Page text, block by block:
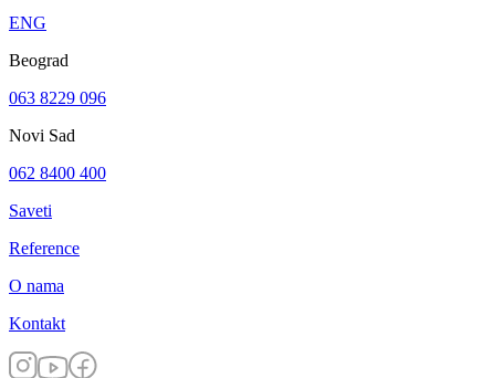
ENG
Beograd
063 8229 096
Novi Sad
062 8400 400
Saveti
Reference
O nama
Kontakt